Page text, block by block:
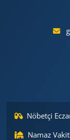
Nöbetçi
Namaz